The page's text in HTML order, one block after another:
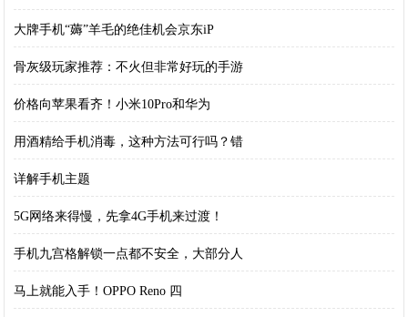
大牌手机“薅”羊毛的绝佳机会京东iP
骨灰级玩家推荐：不火但非常好玩的手游
价格向苹果看齐！小米10Pro和华为
用酒精给手机消毒，这种方法可行吗？错
详解手机主题
5G网络来得慢，先拿4G手机来过渡！
手机九宫格解锁一点都不安全，大部分人
马上就能入手！OPPO Reno 四